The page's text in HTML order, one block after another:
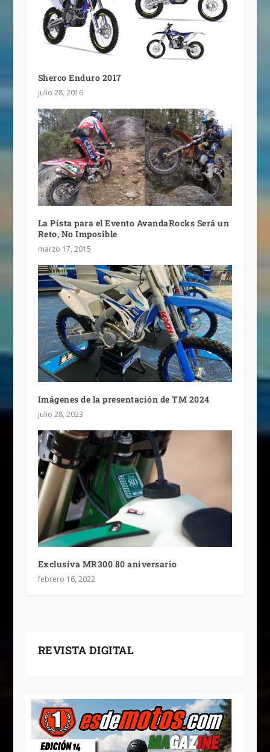
Sherco Enduro 2017
julio 28, 2016
La Pista para el Evento AvandaRocks Será un
Reto, No Imposible
marzo 17, 2015
Imágenes de la presentación de TM 2024
julio 28, 2023
Exclusiva MR300 80 aniversario
febrero 16, 2022
REVISTA DIGITAL